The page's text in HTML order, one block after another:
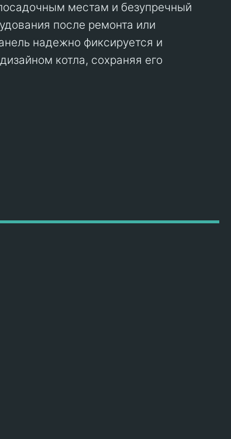
местам и безупречный
после ремонта или
надежно фиксируется и
котла, сохраняя его